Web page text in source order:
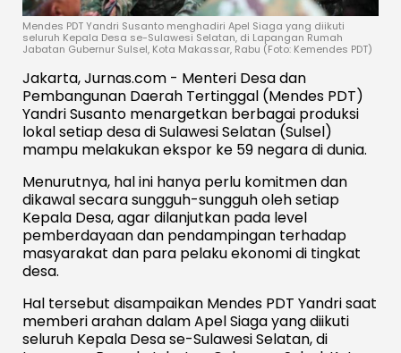
Mendes PDT Yandri Susanto menghadiri Apel Siaga yang diikuti
seluruh Kepala Desa se-Sulawesi Selatan, di Lapangan Rumah
Jabatan Gubernur Sulsel, Kota Makassar, Rabu (Foto: Kemendes PDT)
Jakarta, Jurnas.com - Menteri Desa dan
Pembangunan Daerah Tertinggal (Mendes PDT)
Yandri Susanto menargetkan berbagai produksi
lokal setiap desa di Sulawesi Selatan (Sulsel)
mampu melakukan ekspor ke 59 negara di dunia.
Menurutnya, hal ini hanya perlu komitmen dan
dikawal secara sungguh-sungguh oleh setiap
Kepala Desa, agar dilanjutkan pada level
pemberdayaan dan pendampingan terhadap
masyarakat dan para pelaku ekonomi di tingkat
desa.
Hal tersebut disampaikan Mendes PDT Yandri saat
memberi arahan dalam Apel Siaga yang diikuti
seluruh Kepala Desa se-Sulawesi Selatan, di